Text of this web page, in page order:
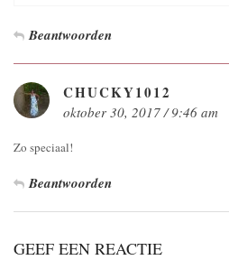
Beantwoorden
CHUCKY1012
oktober 30, 2017 / 9:46 am
Zo speciaal!
Beantwoorden
GEEF EEN REACTIE